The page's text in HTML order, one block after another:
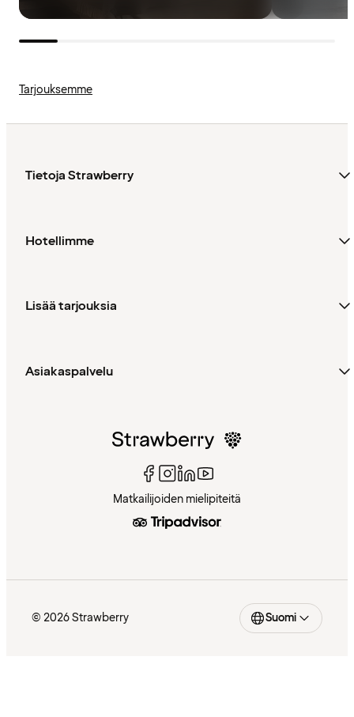
Tarjouksemme
Tietoja Strawberry
Hotellimme
Lisää tarjouksia
Asiakaspalvelu
Matkailijoiden mielipiteitä
© 2026 Strawberry Suomi